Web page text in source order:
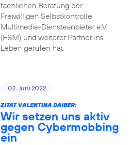
fachlichen Beratung der
Freiwilligen Selbstkontrolle
Multimedia-Diensteanbieter e.V.
(FSM) und weiterer Partner ins
Leben gerufen hat.
02. Juni 2022
ZITAT VALENTINA DAIBER:
Wir setzen uns aktiv
gegen Cybermobbing
ein